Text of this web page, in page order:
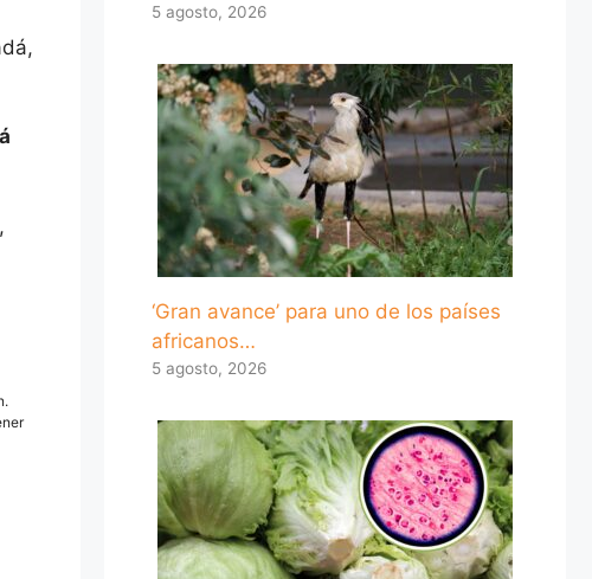
5 agosto, 2026
‘Gran avance’ para uno de los países
africanos…
5 agosto, 2026